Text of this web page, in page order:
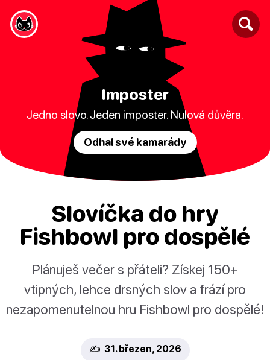
Imposter
Jedno slovo. Jeden imposter. Nulová důvěra.
Odhal své kamarády
Slovíčka do hry
Fishbowl pro dospělé
Plánuješ večer s přáteli? Získej 150+
vtipných, lehce drsných slov a frází pro
nezapomenutelnou hru Fishbowl pro dospělé!
✍️ 31. březen, 2026